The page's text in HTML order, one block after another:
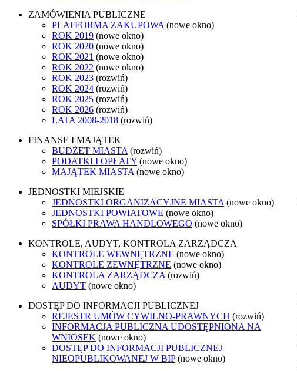
ZAMÓWIENIA PUBLICZNE
PLATFORMA ZAKUPOWA (nowe okno)
ROK 2019 (nowe okno)
ROK 2020 (nowe okno)
ROK 2021 (nowe okno)
ROK 2022 (nowe okno)
ROK 2023 (rozwiń)
ROK 2024 (rozwiń)
ROK 2025 (rozwiń)
ROK 2026 (rozwiń)
LATA 2008-2018 (rozwiń)
FINANSE I MAJĄTEK
BUDŻET MIASTA (rozwiń)
PODATKI I OPŁATY (nowe okno)
MAJĄTEK MIASTA (nowe okno)
JEDNOSTKI MIEJSKIE
JEDNOSTKI ORGANIZACYJNE MIASTA (nowe okno)
JEDNOSTKI POWIATOWE (nowe okno)
SPÓŁKI PRAWA HANDLOWEGO (nowe okno)
KONTROLE, AUDYT, KONTROLA ZARZĄDCZA
KONTROLE WEWNĘTRZNE (nowe okno)
KONTROLE ZEWNĘTRZNE (nowe okno)
KONTROLA ZARZĄDCZA (rozwiń)
AUDYT (nowe okno)
DOSTĘP DO INFORMACJI PUBLICZNEJ
REJESTR UMÓW CYWILNO-PRAWNYCH (rozwiń)
INFORMACJA PUBLICZNA UDOSTĘPNIONA NA
WNIOSEK (nowe okno)
DOSTĘP DO INFORMACJI PUBLICZNEJ
NIEOPUBLIKOWANEJ W BIP (nowe okno)